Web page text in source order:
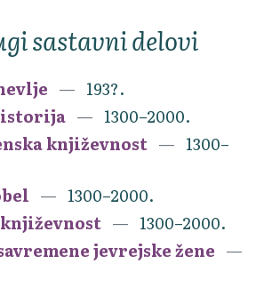
sastavni delovi
193?.
istorija
1300–2000.
književnost
1300–
1300–2000.
1300–2000.
jevrejske žene